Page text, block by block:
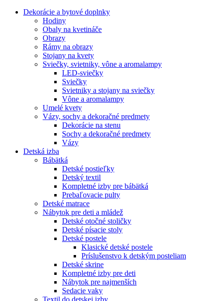
Dekorácie a bytové doplnky
Hodiny
Obaly na kvetináče
Obrazy
Rámy na obrazy
Stojany na kvety
Sviečky, svietniky, vône a aromalampy
LED-sviečky
Sviečky
Svietniky a stojany na sviečky
Vône a aromalampy
Umelé kvety
Vázy, sochy a dekoračné predmety
Dekorácie na stenu
Sochy a dekoračné predmety
Vázy
Detská izba
Bábätká
Detské postieľky
Detský textil
Kompletné izby pre bábätká
Prebaľovacie pulty
Detské matrace
Nábytok pre deti a mládež
Detské otočné stoličky
Detské písacie stoly
Detské postele
Klasické detské postele
Príslušenstvo k detským posteliam
Detské skrine
Kompletné izby pre deti
Nábytok pre najmenších
Sedacie vaky
Textil do detskej izby